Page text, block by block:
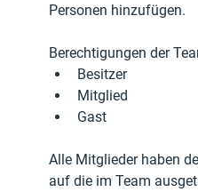
Personen hinzufügen.
Berechtigungen der
Besitzer
Mitglied
Gast
Alle Mitglieder haben
auf die im Team